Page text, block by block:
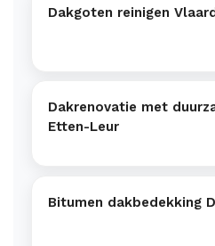
Dakgoten reinigen
Dakrenovatie met
Etten-Leur
Bitumen dakbedekking